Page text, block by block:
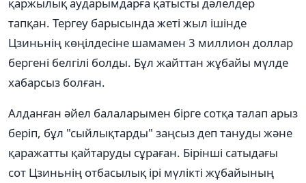
тапқан. Тергеу барысында жеті жыл ішінде
Цзиньнің көңілдесіне шамамен 3 миллион доллар
бергені белгілі болды. Бұл жайттан жұбайы мүлде
хабарсыз болған.
Алданған әйел балаларымен бірге сотқа талап арыз
беріп, бұл "сыйлықтарды" заңсыз деп тануды және
қаражатты қайтаруды сұраған. Бірінші сатыдағы
сот Цзиньнің отбасылық ірі мүлікті жұбайының